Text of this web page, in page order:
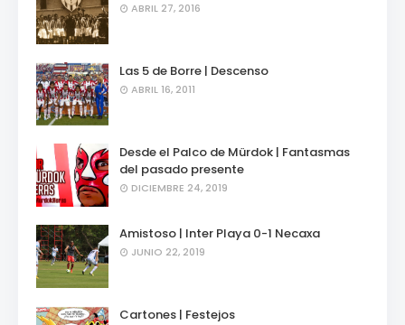
ABRIL 27, 2016
Las 5 de Borre | Descenso
ABRIL 16, 2011
Desde el Palco de Mürdok | Fantasmas
del pasado presente
DICIEMBRE 24, 2019
Amistoso | Inter Playa 0-1 Necaxa
JUNIO 22, 2019
Cartones | Festejos